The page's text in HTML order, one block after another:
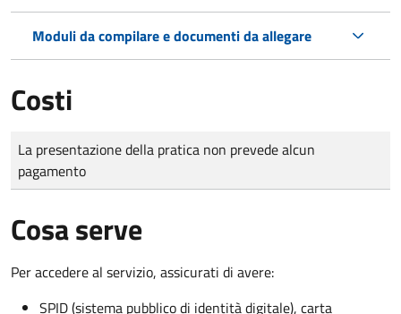
Moduli da compilare e documenti da allegare
Costi
Tipo di pagamento
Importo
La presentazione della pratica non prevede alcun
pagamento
Cosa serve
Per accedere al servizio, assicurati di avere:
SPID (sistema pubblico di identità digitale), carta